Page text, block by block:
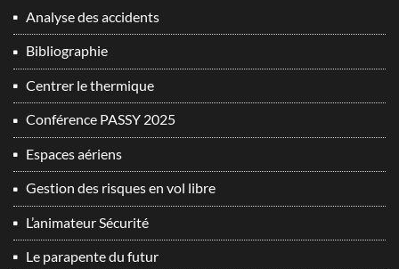
Analyse des accidents
Bibliographie
Centrer le thermique
Conférence PASSY 2025
Espaces aériens
Gestion des risques en vol libre
L’animateur Sécurité
Le parapente du futur